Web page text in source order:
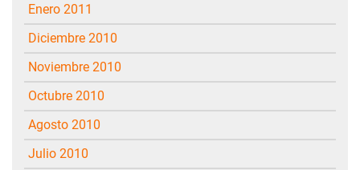
enero 2011
diciembre 2010
noviembre 2010
octubre 2010
agosto 2010
julio 2010